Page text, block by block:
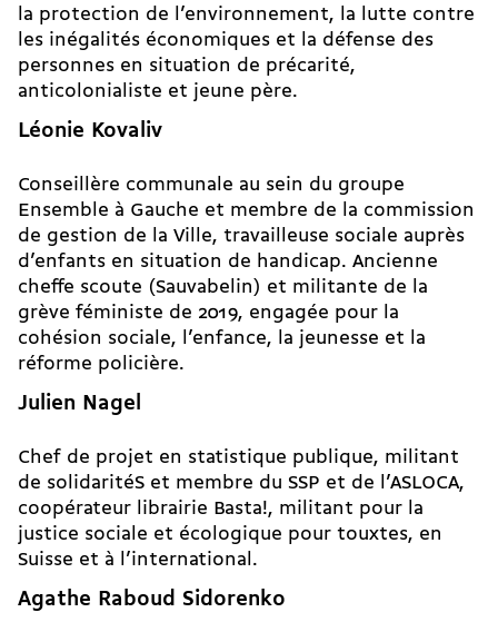
la protection de l’environnement, la lutte contre
les inégalités économiques et la défense des
personnes en situation de précarité,
anticolonialiste et jeune père.
Léonie Kovaliv
Conseillère communale au sein du groupe
Ensemble à Gauche et membre de la commission
de gestion de la Ville, travailleuse sociale auprès
d’enfants en situation de handicap. Ancienne
cheffe scoute (Sauvabelin) et militante de la
grève féministe de 2019, engagée pour la
cohésion sociale, l’enfance, la jeunesse et la
réforme policière.
Julien Nagel
Chef de projet en statistique publique, militant
de solidaritéS et membre du SSP et de l’ASLOCA,
coopérateur librairie Basta!, militant pour la
justice sociale et écologique pour touxtes, en
Suisse et à l’international.
Agathe Raboud Sidorenko